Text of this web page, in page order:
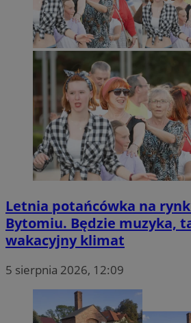
Letnia potańcówka na
Bytomiu. Będzie muzyka,
wakacyjny klimat
5 sierpnia 2026, 12:09